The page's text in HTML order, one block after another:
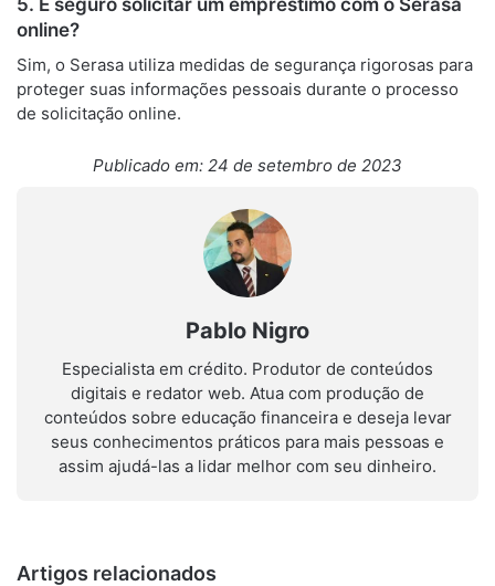
5. É seguro solicitar um empréstimo com o Serasa
online?
Sim, o Serasa utiliza medidas de segurança rigorosas para
proteger suas informações pessoais durante o processo
de solicitação online.
Publicado em: 24 de setembro de 2023
Pablo Nigro
Especialista em crédito. Produtor de conteúdos
digitais e redator web. Atua com produção de
conteúdos sobre educação financeira e deseja levar
seus conhecimentos práticos para mais pessoas e
assim ajudá-las a lidar melhor com seu dinheiro.
Artigos relacionados